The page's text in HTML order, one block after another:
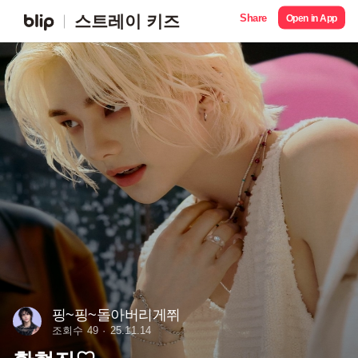
스트레이 키즈 Share Open in App
핑~핑~돌아버리게쮜
조회수 49 25.11.14